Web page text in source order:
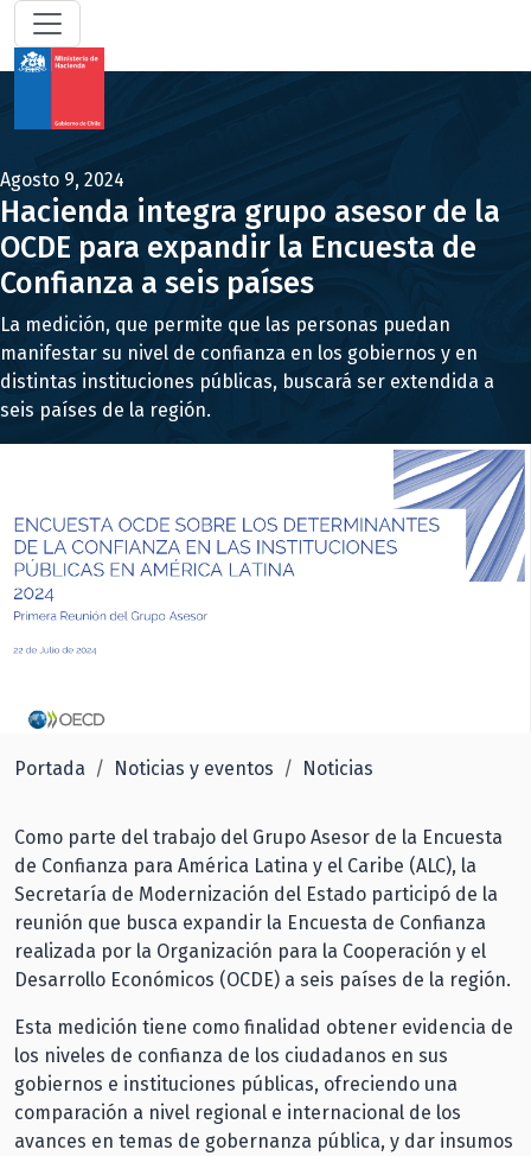
Agosto 9, 2024
Hacienda integra grupo asesor de la
OCDE para expandir la Encuesta de
Confianza a seis países
La medición, que permite que las personas puedan
manifestar su nivel de confianza en los gobiernos y en
distintas instituciones públicas, buscará ser extendida a
seis países de la región.
Portada Noticias y eventos Noticias
Como parte del trabajo del Grupo Asesor de la Encuesta
de Confianza para América Latina y el Caribe (ALC), la
Secretaría de Modernización del Estado participó de la
reunión que busca expandir la Encuesta de Confianza
realizada por la Organización para la Cooperación y el
Desarrollo Económicos (OCDE) a seis países de la región.
Esta medición tiene como finalidad obtener evidencia de
los niveles de confianza de los ciudadanos en sus
gobiernos e instituciones públicas, ofreciendo una
comparación a nivel regional e internacional de los
avances en temas de gobernanza pública, y dar insumos